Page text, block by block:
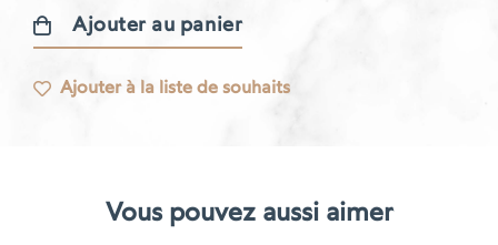
quantité
de
Ajouter au panier
Ajouter à la liste de souhaits
Vous pouvez aussi aimer